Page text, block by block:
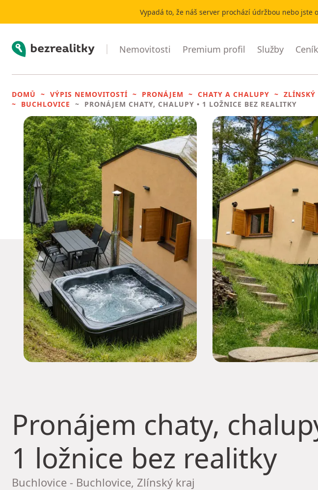
Vypadá to, že náš server prochází údržbou nebo
Bezrealitky Nemovitosti Premium profil Služby
DOMŮ VÝPIS NEMOVITOSTÍ PRONÁJEM CHATY A CHALUPY ZLÍNSKÝ
BUCHLOVICE
PRONÁJEM CHATY, CHALUPY • 1 LOŽNICE BEZ REALITKY
Pronájem chaty,
1 ložnice bez realitky
Buchlovice - Buchlovice, Zlínský kraj